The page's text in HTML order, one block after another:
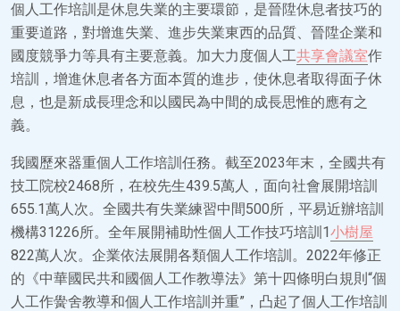
個人工作培訓是休息失業的主要環節，是晉陞休息者技巧的
重要道路，對增進失業、進步失業東西的品質、晉陞企業和
國度競爭力等具有主要意義。加大力度個人工共享會議室作
培訓，增進休息者各方面本質的進步，使休息者取得面子休
息，也是新成長理念和以國民為中間的成長思惟的應有之
義。
我國歷來器重個人工作培訓任務。截至2023年末，全國共有
技工院校2468所，在校先生439.5萬人，面向社會展開培訓
655.1萬人次。全國共有失業練習中間500所，平易近辦培訓
機構31226所。全年展開補助性個人工作技巧培訓1小樹屋
822萬人次。企業依法展開各類個人工作培訓。2022年修正
的《中華國民共和國個人工作教導法》第十四條明白規則“個
人工作黌舍教導和個人工作培訓并重”，凸起了個人工作培訓